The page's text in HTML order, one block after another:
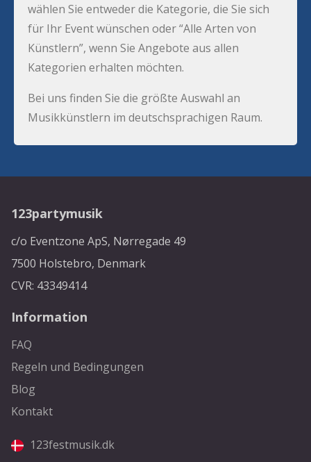
wählen Sie entweder die Kategorie, die Sie sich
für Ihr Event wünschen oder “Alle Arten von
Künstlern”, wenn Sie Angebote aus allen
Kategorien erhalten möchten.
Bei uns finden Sie die größte Auswahl an
Musikkünstlern im deutschsprachigen Raum.
123partymusik
c/o Eventzone ApS, Nørregade 49
7500 Holstebro, Denmark
CVR: 43349414
Information
FAQ
Regeln und Bedingungen
Blog
Kontakt
123festmusik.dk